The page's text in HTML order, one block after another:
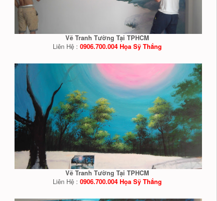
Vẽ Tranh Tường Tại TPHCM
Liên Hệ : 0906.700.004 Họa Sỹ Thắng
Vẽ Tranh Tường Tại TPHCM
Liên Hệ : 0906.700.004 Họa Sỹ Thắng